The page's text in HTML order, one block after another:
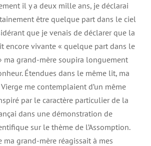
il y a deux mille ans, je déclarai
être quelque part dans le ciel
que je venais de déclarer que la
encore vivante « quelque part dans le
ma grand-mère soupira longuement
Étendues dans le même lit, ma
me contemplaient d’un même
par le caractère particulier de la
dans une démonstration de
sur le thème de l’Assomption.
ma grand-mère réagissait à mes